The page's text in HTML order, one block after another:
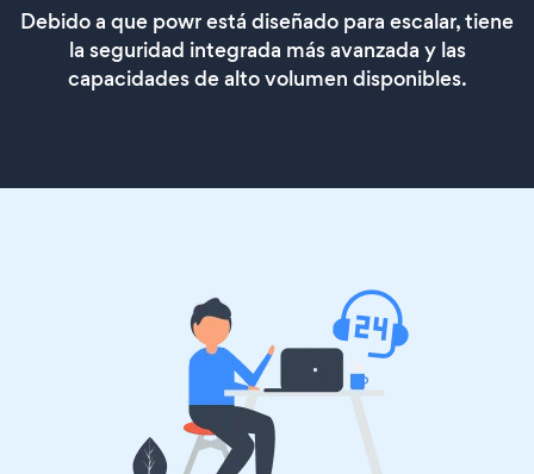
Debido a que powr está diseñado para escalar, tiene
la seguridad integrada más avanzada y las
capacidades de alto volumen disponibles.